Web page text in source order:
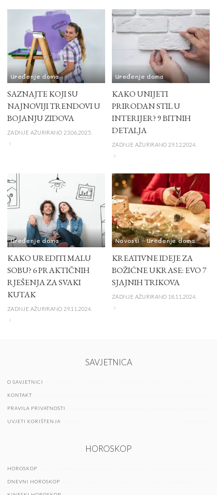
Uređenje doma
SAZNAJTE KOJI SU
NAJNOVIJI TRENDOVI U
BOJANJU ZIDOVA
ZADNJE AŽURIRANO 23.06.2025.
Uređenje doma
KAKO UNIJETI
PRIRODAN STIL U
INTERIJER? 9 BITNIH
DETALJA
ZADNJE AŽURIRANO 29.12.2024.
Uređenje doma
KAKO UREDITI MALU
SOBU? 6 PRAKTIČNIH
RJEŠENJA ZA SVAKI
KUTAK
ZADNJE AŽURIRANO 29.11.2024.
Novosti Uređenje doma
KREATIVNE IDEJE ZA
BOŽIĆNE UKRASE: EVO 7
SJAJNIH TRIKOVA
ZADNJE AŽURIRANO 18.11.2024.
SAVJETNICA
O SAVJETNICI
KONTAKT
PRAVILA PRIVATNOSTI
UVJETI KORIŠTENJA
HOROSKOP
HOROSKOP
DNEVNI HOROSKOP